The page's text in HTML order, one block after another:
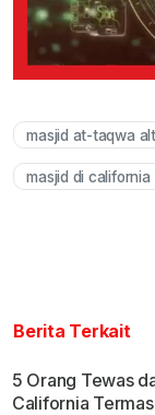
masjid at-taqwa
masjid di california
Berita Terkait
5 Orang Tewas
California